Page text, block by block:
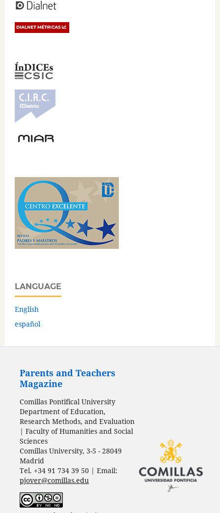
LANGUAGE
English
español
Parents and Teachers
Magazine
Comillas Pontifical University
Department of Education,
Research Methods, and Evaluation
| Faculty of Humanities and Social
Sciences
Comillas University, 3-5 - 28049
Madrid
Tel. +34 91 734 39 50 | Email:
pjover@comillas.edu